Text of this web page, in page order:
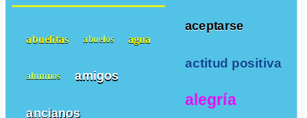
aceptarse
actitud positiva
alegría
abuelitas abuelos agua
alumnos amigos
ancianos